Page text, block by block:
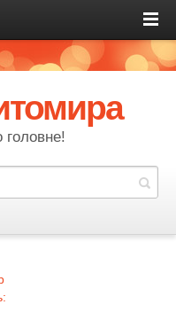
головне!